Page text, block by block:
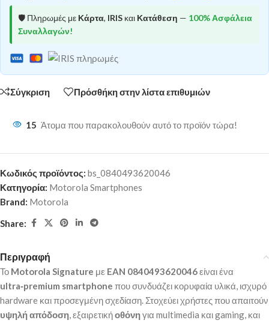
🛡️ Πληρωμές με Κάρτα, IRIS και Κατάθεση — 100% Ασφάλεια
Συναλλαγών!
Σύγκριση Πρόσθήκη στην λίστα επιθυμιών
15 Άτομα που παρακολουθούν αυτό το προϊόν τώρα!
Κωδικός προϊόντος: bs_0840493620046
Κατηγορία: Motorola Smartphones
Brand: Motorola
Share:
Περιγραφή
Το Motorola Signature με EAN 0840493620046είναι ένα
ultra‑premium smartphone που συνδυάζει κορυφαία υλικά, ισχυρό
hardware και προσεγμένη σχεδίαση. Στοχεύει χρήστες που απαιτούν
υψηλή απόδοση, εξαιρετικήοθόνηγια multimedia και gaming, και